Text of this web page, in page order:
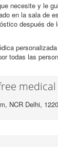
necesite y le
en la sala de
después
todas las
NCR Delhi,